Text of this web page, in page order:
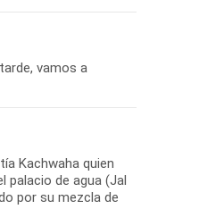
vamos a
Kachwaha quien
palacio de agua (Jal
por su mezcla de